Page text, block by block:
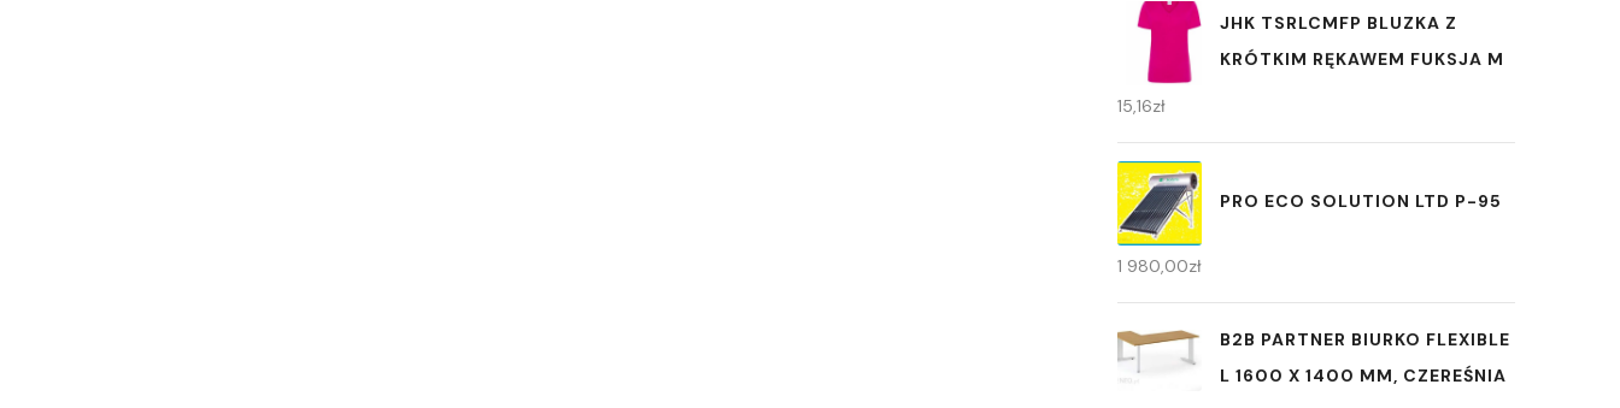
JHK TSRLCMFP BLUZKA Z
KRÓTKIM RĘKAWEM FUKSJA M
15,16zł
PRO ECO SOLUTION LTD P-95
1 980,00zł
B2B PARTNER BIURKO FLEXIBLE
L 1600 X 1400 MM, CZEREŚNIA